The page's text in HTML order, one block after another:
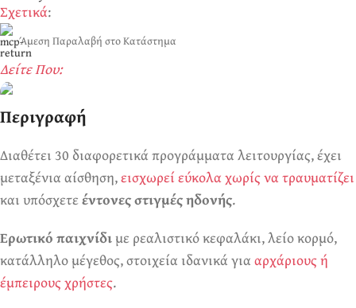
Σχετικά:
Άμεση Παραλαβή στο Κατάστημα
Δείτε Που:
Πάντα! Black Friday!
Περιγραφή
Διαθέτει 30 διαφορετικά προγράμματα λειτουργίας, έχει
μεταξένια αίσθηση,εισχωρεί εύκολα χωρίς να τραυματίζει
και υπόσχετεέντονες στιγμές ηδονής.
Ερωτικό παιχνίδιμε ρεαλιστικό κεφαλάκι, λείο κορμό,
κατάλληλο μέγεθος, στοιχεία ιδανικά γιααρχάριους ή
έμπειρους χρήστες.